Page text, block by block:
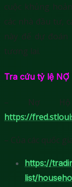
cuộc khủng
các nhà đầu tư,
này để dự
tương lai.
Tra cứu tỷ lệ
– Nợ Hộ
https://
– Của các quốc
https://
list/